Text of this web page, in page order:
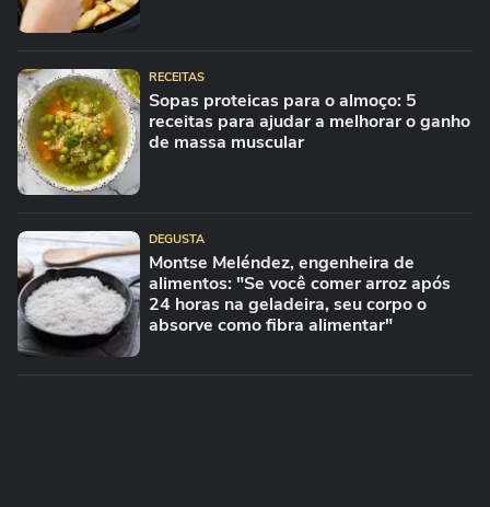
RECEITAS
Sopas proteicas para o almoço: 5
receitas para ajudar a melhorar o ganho
de massa muscular
DEGUSTA
Montse Meléndez, engenheira de
alimentos: "Se você comer arroz após
24 horas na geladeira, seu corpo o
absorve como fibra alimentar"